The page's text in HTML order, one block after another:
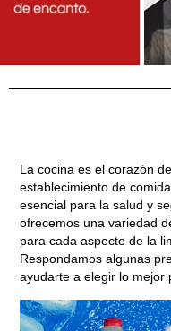
La cocina es el corazón
establecimiento de
esencial para la salud y
ofrecemos una variedad
para cada aspecto de la
Respondamos algunas
ayudarte a elegir lo mejor